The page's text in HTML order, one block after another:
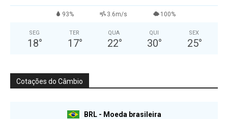
93% 3.6m/s 100%
SEG
18°
TER
17°
QUA
22°
QUI
30°
SEX
25°
Cotações do Câmbio
BRL - Moeda brasileira